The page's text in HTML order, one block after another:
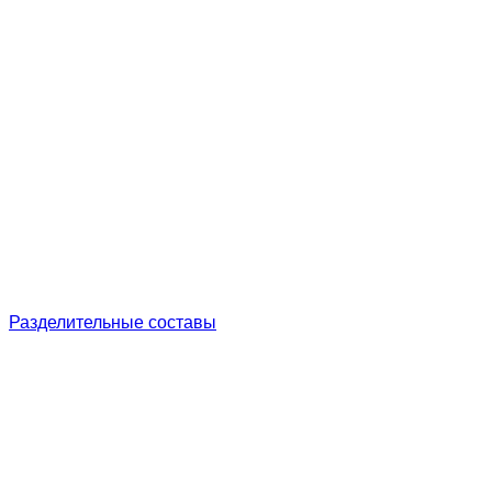
Разделительные составы